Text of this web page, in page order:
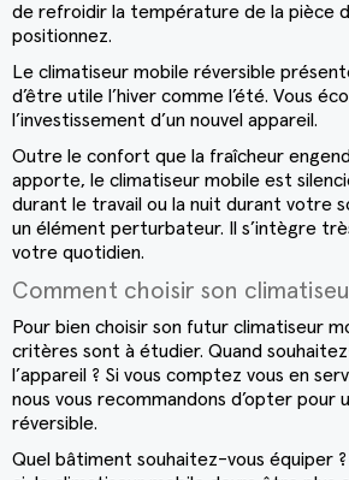
de refroidir la température de la pièce
positionnez.
Le climatiseur mobile réversible
d’être utile l’hiver comme l’été. Vous
l’investissement d’un nouvel appareil.
Outre le confort que la fraîcheur
apporte, le climatiseur mobile est
durant le travail ou la nuit durant votre
un élément perturbateur. Il s’intègre
votre quotidien.
Comment choisir son
Pour bien choisir son futur climatiseur
critères sont à étudier. Quand
l’appareil ? Si vous comptez vous en
nous vous recommandons d’opter pour
réversible.
Quel bâtiment souhaitez-vous équiper